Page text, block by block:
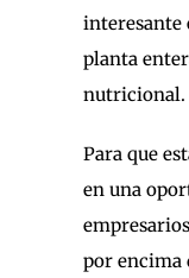
interesante
planta
nutricional.
Para que
en una
por encima